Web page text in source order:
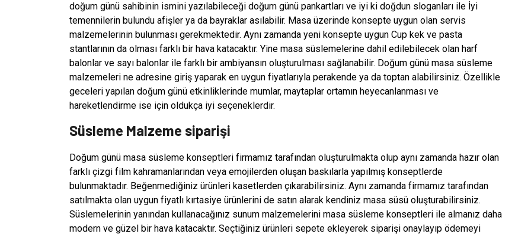
doğum günü sahibinin ismini yazılabileceği doğum günü pankartları ve iyi ki doğdun sloganları ile İyi
temennilerin bulundu afişler ya da bayraklar asılabilir. Masa üzerinde konsepte uygun olan servis
malzemelerinin bulunması gerekmektedir. Aynı zamanda yeni konsepte uygun Cup kek ve pasta
stantlarının da olması farklı bir hava katacaktır. Yine masa süslemelerine dahil edilebilecek olan harf
balonlar ve sayı balonlar ile farklı bir ambiyansın oluşturulması sağlanabilir. Doğum günü masa süsleme
malzemeleri ne adresine giriş yaparak en uygun fiyatlarıyla perakende ya da toptan alabilirsiniz. Özellikle
geceleri yapılan doğum günü etkinliklerinde mumlar, maytaplar ortamın heyecanlanması ve
hareketlendirme ise için oldukça iyi seçeneklerdir.
Süsleme Malzeme siparişi
Doğum günü masa süsleme konseptleri firmamız tarafından oluşturulmakta olup aynı zamanda hazır olan
farklı çizgi film kahramanlarından veya emojilerden oluşan baskılarla yapılmış konseptlerde
bulunmaktadır. Beğenmediğiniz ürünleri kasetlerden çıkarabilirsiniz. Aynı zamanda firmamız tarafından
satılmakta olan uygun fiyatlı kırtasiye ürünlerini de satın alarak kendiniz masa süsü oluşturabilirsiniz.
Süslemelerinin yanından kullanacağınız sunum malzemelerini masa süsleme konseptleri ile almanız daha
modern ve güzel bir hava katacaktır. Seçtiğiniz ürünleri sepete ekleyerek siparişi onaylayıp ödemeyi